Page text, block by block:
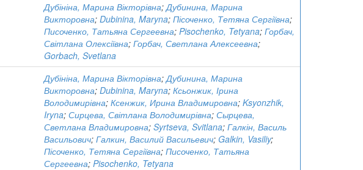
Дубініна, Марина Вікторівна;Дубинина, Марина
Викторовна; Dubinina, Maryna; Пісоченко, Тетяна Сергіївна;
Писоченко, Татьяна Сергеевна; Pisochenko, Tetyana; Горбач,
Світлана Олексіївна; Горбач, Светлана Алексеевна;
Gorbach, Svetlana
Дубініна, Марина Вікторівна;Дубинина, Марина
Викторовна; Dubinina, Maryna; Ксьонжик, Ірина
Володимирівна; Ксенжик, Ирина Владимировна; Ksyonzhik,
Iryna; Сирцева, Світлана Володимирівна; Сырцева,
Светлана Владимировна; Syrtseva, Svitlana; Галкін, Василь
Васильович; Галкин, Василий Васильевич; Galkin, Vasiliy;
Пісоченко, Тетяна Сергіївна; Писоченко, Татьяна
Сергеевна; Pisochenko, Tetyana